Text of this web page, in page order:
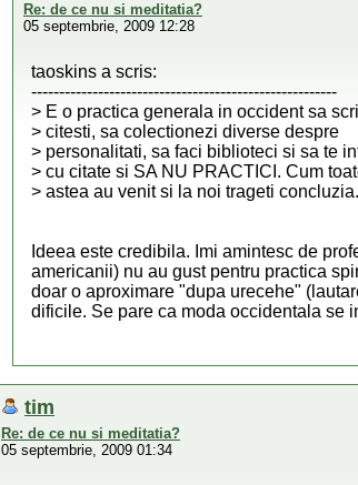
Re: de ce nu si meditatia?
05 septembrie, 2009 12:28
taoskins a scris:
-------------------------------------------------------
> E o practica generala in occident sa
> citesti, sa colectionezi diverse despre
> personalitati, sa faci biblioteci si sa te
> cu citate si SA NU PRACTICI. Cum
> astea au venit si la noi trageti
Ideea este credibila. Imi amintesc de
americanii) nu au gust pentru practica
doar o aproximare "dupa urecehe"
dificile. Se pare ca moda occidentala se
tim
Re: de ce nu si meditatia?
05 septembrie, 2009 01:34